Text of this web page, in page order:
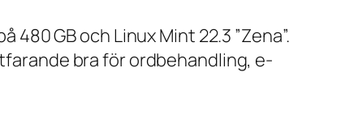
GB och Linux Mint 22.3 ”Zena”.
bra för ordbehandling, e-